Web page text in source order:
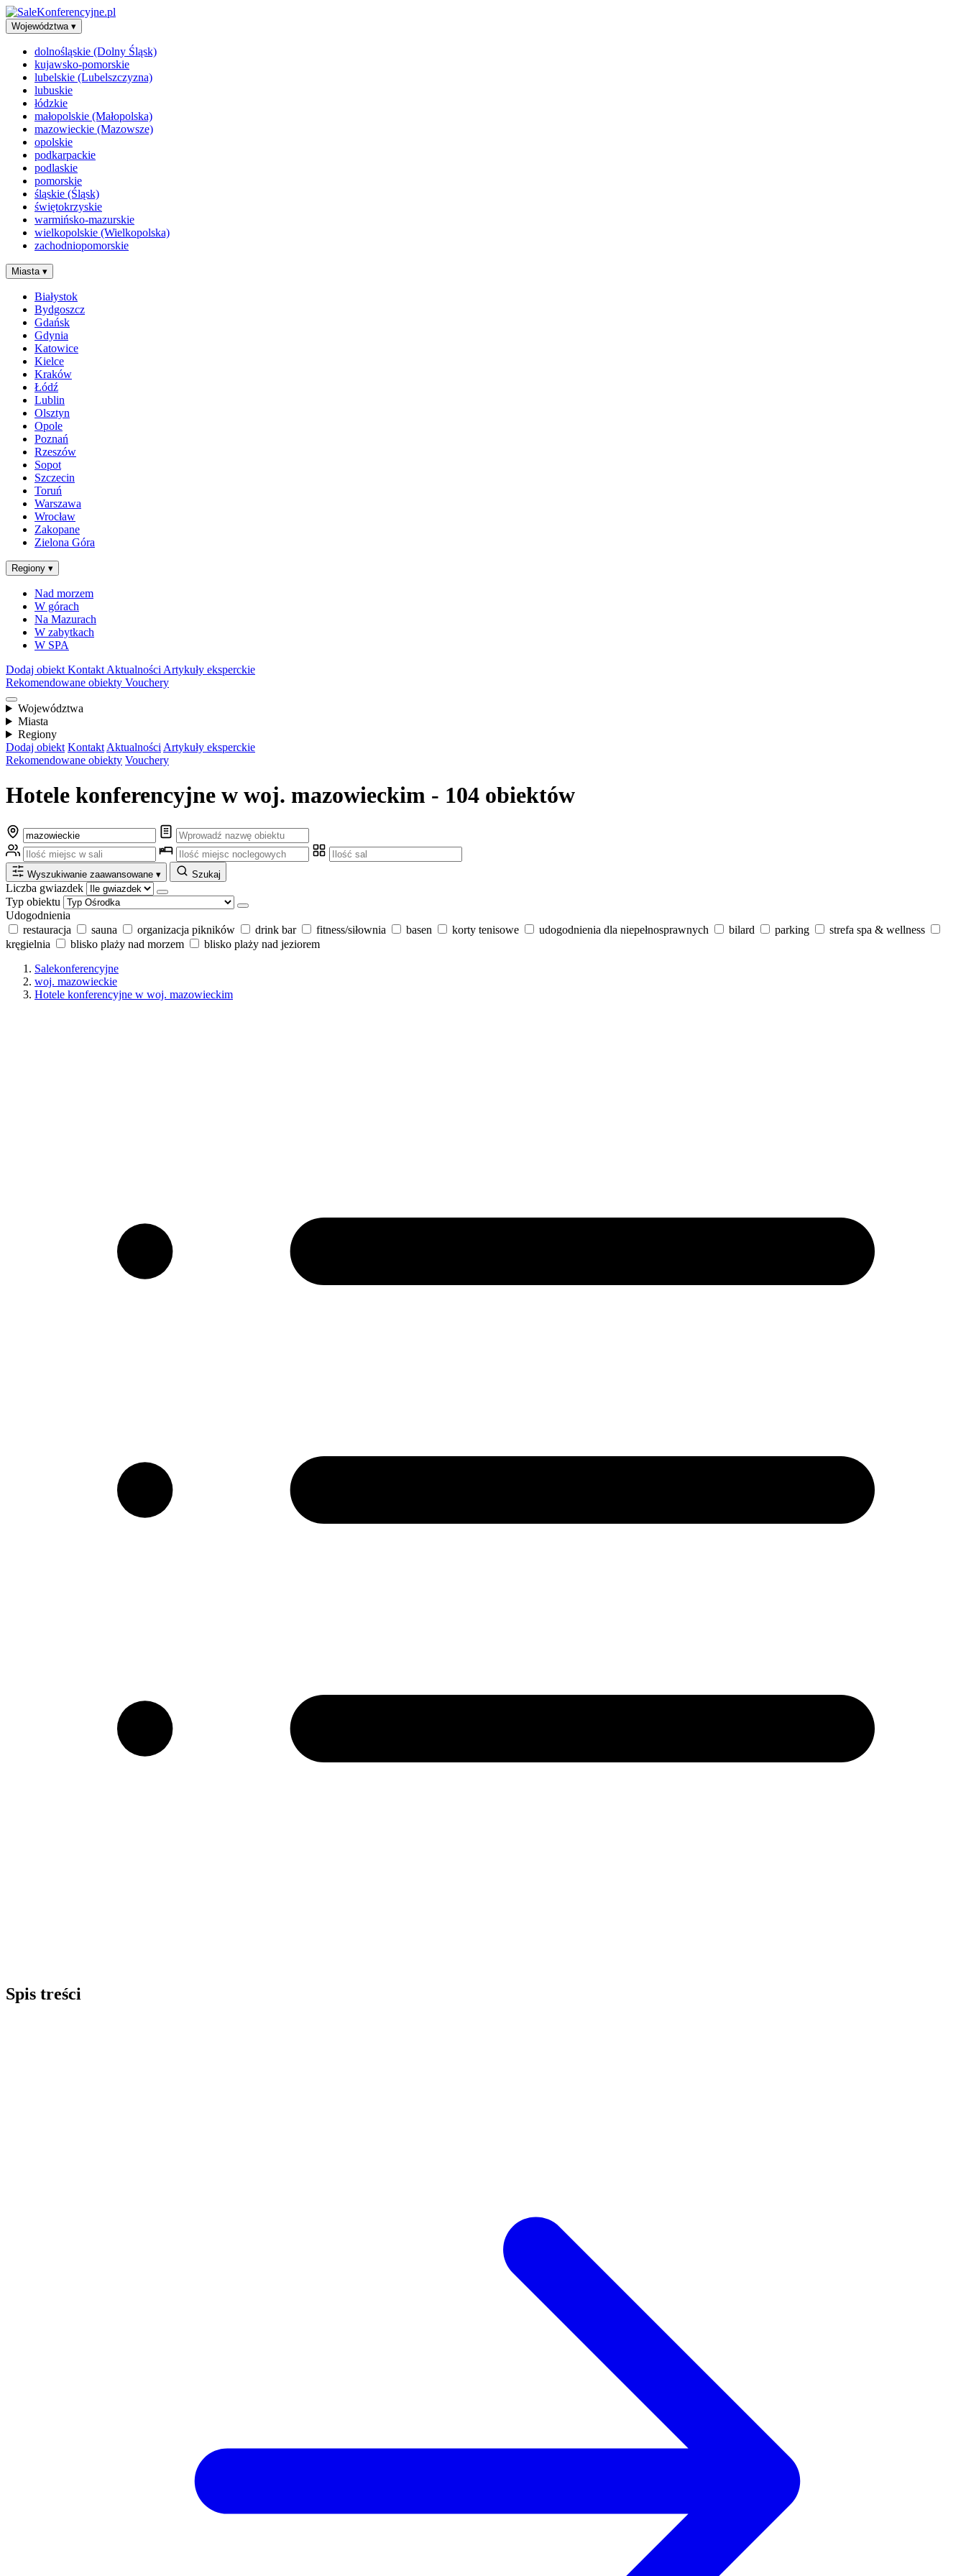
Województwa ▾
dolnośląskie (Dolny Śląsk)
kujawsko-pomorskie
lubelskie (Lubelszczyzna)
lubuskie
łódzkie
małopolskie (Małopolska)
mazowieckie (Mazowsze)
opolskie
podkarpackie
podlaskie
pomorskie
śląskie (Śląsk)
świętokrzyskie
warmińsko-mazurskie
wielkopolskie (Wielkopolska)
zachodniopomorskie
Miasta ▾
Białystok
Bydgoszcz
Gdańsk
Gdynia
Katowice
Kielce
Kraków
Łódź
Lublin
Olsztyn
Opole
Poznań
Rzeszów
Sopot
Szczecin
Toruń
Warszawa
Wrocław
Zakopane
Zielona Góra
Regiony ▾
Nad morzem
W górach
Na Mazurach
W zabytkach
W SPA
Dodaj obiekt Kontakt Aktualności Artykuły eksperckie
Rekomendowane obiekty Vouchery
Województwa
Miasta
Regiony
Dodaj obiekt Kontakt Aktualności Artykuły eksperckie
Rekomendowane obiekty Vouchery
Hotele konferencyjne w woj. mazowieckim - 104 obiektów
Wyszukiwanie zaawansowane ▾ Szukaj
Liczba gwiazdek
Typ obiektu
Udogodnienia
restauracja
sauna organizacja pikników drink bar fitness/siłownia basen korty tenisowe udogodnienia dla niepełnosprawnych bilard parking
strefa spa & wellness
kręgielnia
blisko plaży nad morzem
blisko plaży nad jeziorem
Salekonferencyjne
woj. mazowieckie
Hotele konferencyjne w woj. mazowieckim
Spis treści